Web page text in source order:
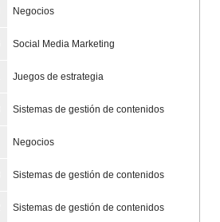
Negocios
Social Media Marketing
Juegos de estrategia
Sistemas de gestión de contenidos
Negocios
Sistemas de gestión de contenidos
Sistemas de gestión de contenidos